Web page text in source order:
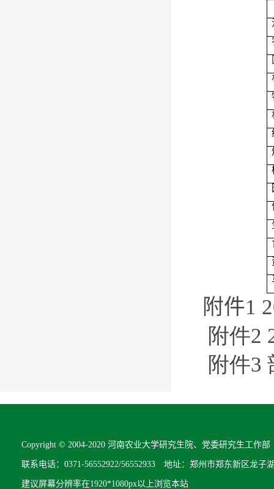
附件1
附件2
附件3
Copyright © 2004-2020 河南农业大学研究生院、党委研究生工作
联系电话：0371-56552922/56552933 地址：郑州市郑东新区龙子
建议屏幕分辨率在1920*1080px以上浏览本站